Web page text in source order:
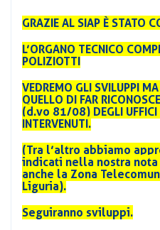
GRAZIE AL SIAP È STATO
L’ORGANO TECNICO
POLIZIOTTI
VEDREMO GLI SVILUPPI
QUELLO DI FAR
(d.vo 81/08) DEGLI
INTERVENUTI.
(Tra l’altro abbiamo
indicati nella nostra
anche la Zona
Liguria).
Seguiranno sviluppi.